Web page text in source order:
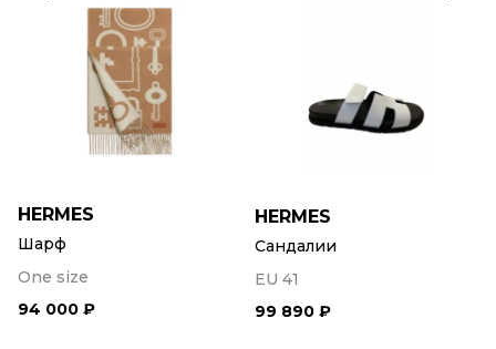
HERMES
Шарф
One size
94 000 ₽
HERMES
Сандалии
EU 41
99 890 ₽